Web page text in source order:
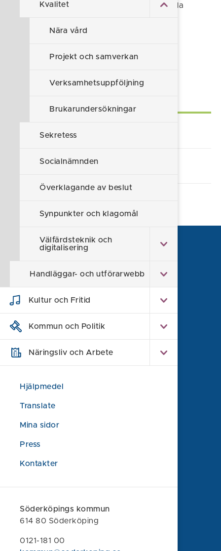
Kvalitet
Nära vård
Projekt och samverkan
Verksamhetsuppföljning
Brukarundersökningar
Sekretess
Socialnämnden
Överklagande av beslut
Synpunkter och klagomål
Välfärdsteknik och
digitalisering
Handläggar- och utförarwebb
Kultur och Fritid
Kommun och Politik
Näringsliv och Arbete
Hjälpmedel
Translate
Mina sidor
Press
Kontakter
Söderköpings kommun
614 80 Söderköping
0121-181 00
sekreterare. Kontaktinformation finns i den lila
bubblan högst upp till höger på sidan.
Lämna synpunkt/klagomål
Alla e-tjänster och blanketter
614 80 Söderköping
0121-181 00
Kontakta oss
Felanmälan
Om webbplatsen
Tillgänglighet